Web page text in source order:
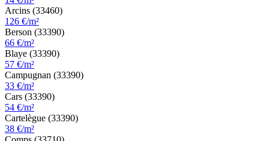
Arcins (33460)
126 €/m²
Berson (33390)
66 €/m²
Blaye (33390)
57 €/m²
Campugnan (33390)
33 €/m²
Cars (33390)
54 €/m²
Cartelègue (33390)
38 €/m²